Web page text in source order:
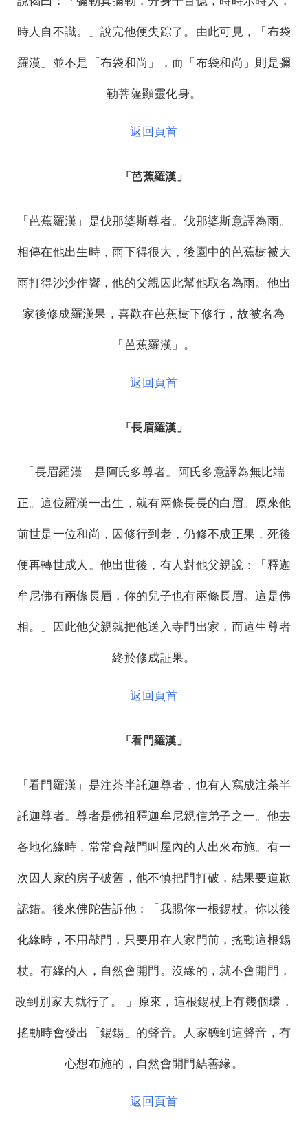
時人自不識。」說完他便失踪了。由此可見，「布袋
羅漢」並不是「布袋和尚」，而「布袋和尚」則是彌
勒菩薩顯靈化身。
返回頁首
「芭蕉羅漢」
「芭蕉羅漢」是伐那婆斯尊者。伐那婆斯意譯為雨。
相傳在他出生時，雨下得很大，後園中的芭蕉樹被大
雨打得沙沙作響，他的父親因此幫他取名為雨。他出
家後修成羅漢果，喜歡在芭蕉樹下修行，故被名為
「芭蕉羅漢」。
返回頁首
「長眉羅漢」
「長眉羅漢」是阿氏多尊者。阿氏多意譯為無比端
正。這位羅漢一出生，就有兩條長長的白眉。原來他
前世是一位和尚，因修行到老，仍修不成正果，死後
便再轉世成人。他出世後，有人對他父親說：「釋迦
牟尼佛有兩條長眉，你的兒子也有兩條長眉。這是佛
相。」因此他父親就把他送入寺門出家，而這生尊者
終於修成証果。
返回頁首
「看門羅漢」
「看門羅漢」是注茶半託迦尊者，也有人寫成注荼半
託迦尊者。尊者是佛祖釋迦牟尼親信弟子之一。他去
各地化緣時，常常會敲門叫屋內的人出來布施。有一
次因人家的房子破舊，他不慎把門打破，結果要道歉
認錯。後來佛陀告訴他：「我賜你一根錫杖。你以後
化緣時，不用敲門，只要用在人家門前，搖動這根錫
杖。有緣的人，自然會開門。沒緣的，就不會開門，
改到別家去就行了。 」原來，這根錫杖上有幾個環，
搖動時會發出「錫錫」的聲音。人家聽到這聲音，有
心想布施的，自然會開門結善緣。
返回頁首